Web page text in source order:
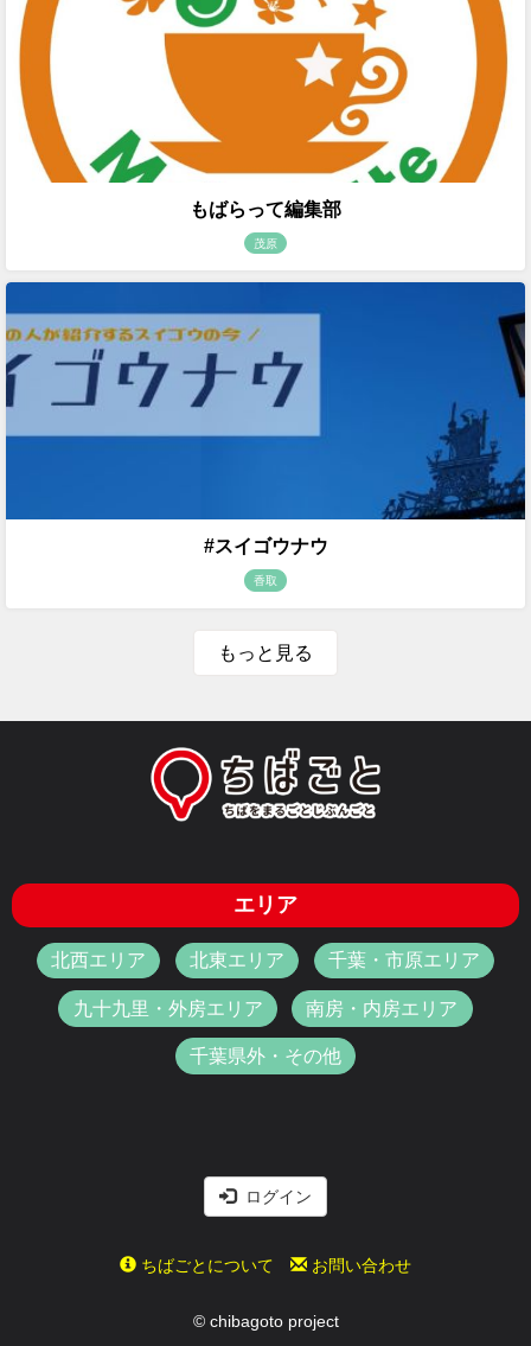
もばらって編集部
茂原
#スイゴウナウ
香取
もっと見る
エリア
北西エリア 北東エリア 千葉・市原エリア
九十九里・外房エリア 南房・内房エリア
千葉県外・その他
ログイン
ちばごとについて お問い合わせ
© chibagoto project